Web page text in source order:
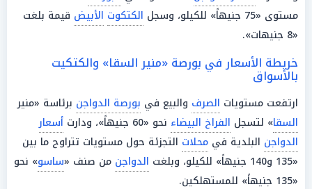
مستوى «75 جنيهاً» للكيلو، وسجل
الكتكوت الأبيض قيمة بلغت
«8 جنيهات».
خريطة الأسعار في بورصة «منير السقا» والكتكيت
بالأسواق
ارتفعت مستويات الصرف والبيع في بورصة الدواجن برئاسة «منير
السقا» لتسجل الفراخ البيضاء نحو «60 جنيهاً»، ودارت
أسعار
الدواجن البلدية في محلات التجزئة حول مستويات تتراوح ما بين
«135 و140 جنيهاً» للكيلو، وبلغت
الدواجن من صنف «ساسو» نحو
«135 جنيهاً» للمستهلكين.